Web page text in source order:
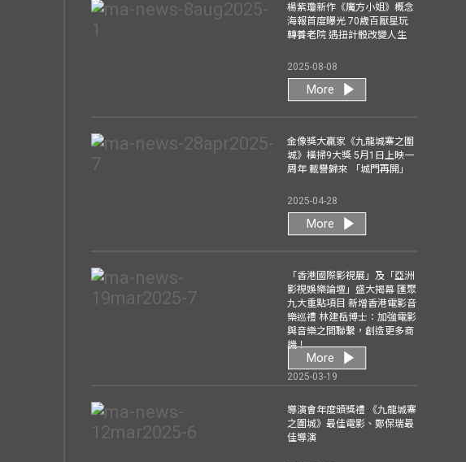
楊紫瓊新作《魔方小姐》概念
海報首度曝光 70歲百厭星玩
轉養老院 遇扭計骰改變人生
2025-08-08
More
金像獎大贏家《九龍城寨之圍
城》橫掃9大獎 5月1日上映一
周年 載譽歸來 「城門再開」
2025-04-28
More
「香港國際影視展」及「亞洲
影視娛樂論壇」盛大揭幕 匯聚
九大重點項目 新增香港電影音
樂巡禮 林建岳博士：加強電影
與音樂之間聯繫，創造更多商
機！
2025-03-19
More
導演會年度頒獎禮 《九龍城寨
之圍城》最佳電影、鄭保瑞最
佳導演